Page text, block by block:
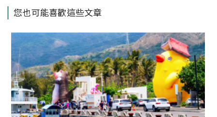
場國美館！同步推超療癒「灌餡蛋捲冰淇
吃炸雞該不會那麼酷吧！週末炸雞俱樂部
台北超強酒吧與台中店新開幕
您也可能喜歡這些文章